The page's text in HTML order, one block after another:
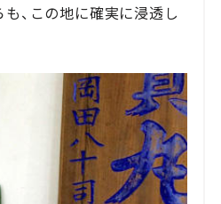
、この地に確実に浸透し